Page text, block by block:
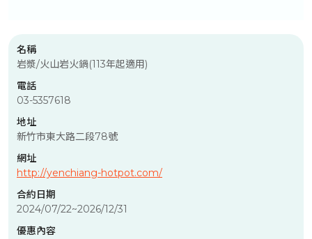
名稱
岩漿/火山岩火鍋(113年起適用)
電話
03-5357618
地址
新竹市東大路二段78號
網址
http://yenchiang-hotpot.com/
合約日期
2024/07/22~2026/12/31
優惠內容